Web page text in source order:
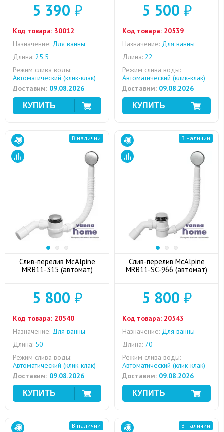
5 390 ₽
Код товара: 30012
Назначение: Для ванны
Длина: 25.5
Режим слива воды:
Автоматический (клик-клак)
Доставим: 09.08.2026
5 500 ₽
Код товара: 20539
Назначение: Для ванны
Длина: 22
Режим слива воды:
Автоматический (клик-клак)
Доставим: 09.08.2026
В наличии
Слив-перелив McAlpine
MRB11-315 (автомат)
5 800 ₽
Код товара: 20540
Назначение: Для ванны
Длина: 50
Режим слива воды:
Автоматический (клик-клак)
Доставим: 09.08.2026
В наличии
Слив-перелив McAlpine
MRB11-SC-966 (автомат)
5 800 ₽
Код товара: 20543
Назначение: Для ванны
Длина: 70
Режим слива воды:
Автоматический (клик-клак)
Доставим: 09.08.2026
В наличии В наличии